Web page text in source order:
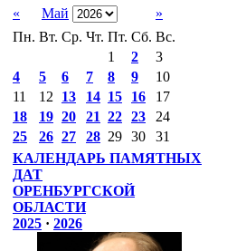
«
Май
»
Пн. Вт. Ср. Чт. Пт. Сб. Вс.
1
2
3
4
5 6 7 8 9
10
11
12 13 14 15 16
17
18
19 20 21 22 23
24
25
26 27 28 29 30
31
КАЛЕНДАРЬ ПАМЯТНЫХ
ДАТ
ОРЕНБУРГСКОЙ
ОБЛАСТИ
2025 · 2026